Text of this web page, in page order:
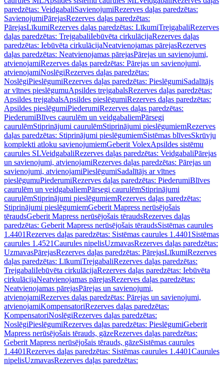
paredzētas: VeidgabaliSavienojumiRezerves daļas paredzētas:
SavienojumiPārejasRezerves daļas paredzētas:
PārejasLīkumiRezerves daļas paredzētas: LīkumiTrejgabaliRezerves
daļas paredzētas: TrejgabaliIebūvēta cirkulācijaRezerves daļas
paredzētas: Iebūvēta cirkulācijaNeatvienojamas pārejasRezerves
daļas paredzētas: Neatvienojamas pārejasPārejas un savienojumi,
atvienojamiRezerves daļas paredzētas: Pārejas un savienojumi,
atvienojamiNoslēgiRezerves daļas paredzētas:
NoslēgiPieslēgumiRezerves daļas paredzētas: PieslēgumiSadalītājs
ar vītnes pieslēgumuApsildes trejgabalsRezerves daļas paredzētas:
Apsildes trejgabalsApsildes pieslēgumiRezerves daļas paredzētas:
Apsildes pieslēgumiPiederumiRezerves daļas paredzētas:
PiederumiBlīves caurulēm un veidgabaliemPārsegi
caurulēmStiprinājumi caurulēmStiprinājumi pieslēgumiemRezerves
daļas paredzētas: Stiprinājumi pieslēgumiemSistēmas blīvesSkrūvju
komplekti atloku savienojumiemGeberit VolexApsildes sistēmu
caurules SLVeidgabaliRezerves daļas paredzētas: VeidgabaliPārejas
un savienojumi, atvienojamiRezerves daļas paredzētas: Pārejas un
savienojumi, atvienojamiPieslēgumiSadalītājs ar vītnes
pieslēgumuPiederumiRezerves daļas paredzētas: PiederumiBlīves
caurulēm un veidgabaliemPārsegi caurulēmStiprinājumi
caurulēmStiprinājumi pieslēgumiemRezerves daļas paredzētas:
Stiprinājumi pieslēgumiemGeberit Mapress nerūsējošais
tēraudsGeberit Mapress nerūsējošais tēraudsRezerves daļas
paredzētas: Geberit Mapress nerūsējošais tēraudsSistēmas caurules
1.4401Rezerves daļas paredzētas: Sistēmas caurules 1.4401 Sistēmas
caurules 1.4521Caurules nipelisUzmavasRezerves daļas paredzētas:
UzmavasPārejasRezerves daļas paredzētas: PārejasLīkumiRezerves
daļas paredzētas: LīkumiTrejgabaliRezerves daļas paredzētas:
TrejgabaliIebūvēta cirkulācijaRezerves daļas paredzētas: Iebūvēta
cirkulācijaNeatvienojamas pārejasRezerves daļas paredzētas:
Neatvienojamas pārejasPārejas un savienojumi,
atvienojamiRezerves daļas paredzētas: Pārejas un savienojumi,
atvienojamiKompensatoriRezerves daļas paredzētas:
KompensatoriNoslēgiRezerves daļas paredzētas:
NoslēgiPieslēgumiRezerves daļas paredzētas: PieslēgumiGeberit
Mapress nerūsējošais tērauds, gāzeRezerves daļas paredzētas:
Geberit Mapress nerūsējošais tērauds, gāzeSistēmas caurules
1.4401Rezerves daļas paredzētas: Sistēmas caurules 1.4401Caurules
nipelisUzmavasRezerves daļas paredzētas: